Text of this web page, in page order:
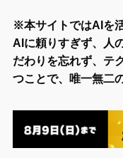
※本サイトではAIを
AIに頼りすぎず、人
だわりを忘れず、テ
つことで、唯一無二